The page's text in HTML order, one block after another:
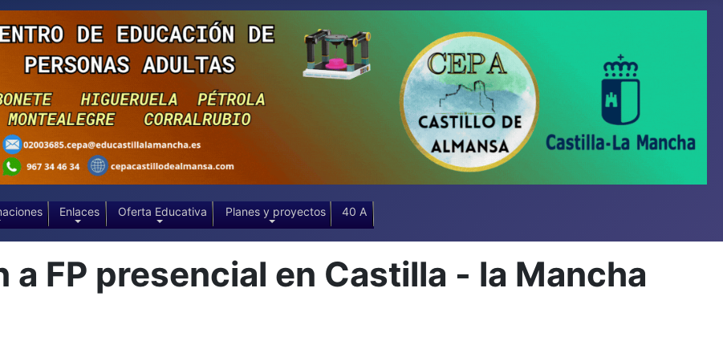
Enlaces Oferta Educativa Planes y proyectos 40 A
FP presencial en Castilla - la Mancha